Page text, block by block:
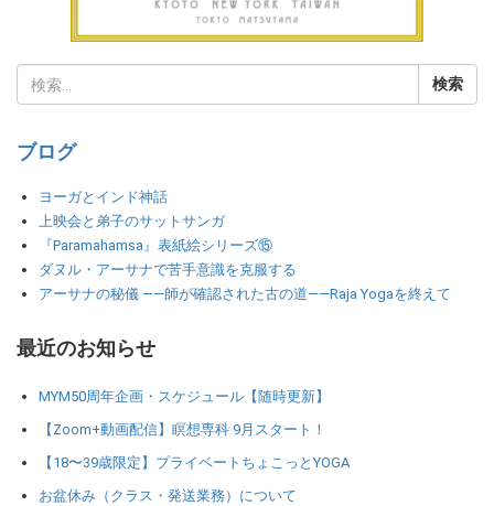
ブログ
ヨーガとインド神話
上映会と弟子のサットサンガ
『Paramahamsa』表紙絵シリーズ⑮
ダヌル・アーサナで苦手意識を克服する
アーサナの秘儀 ――師が確認された古の道――Raja Yogaを終えて
最近のお知らせ
MYM50周年企画・スケジュール【随時更新】
【Zoom+動画配信】瞑想専科 9月スタート！
【18〜39歳限定】プライベートちょこっとYOGA
お盆休み（クラス・発送業務）について